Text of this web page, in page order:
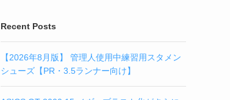
Recent Posts
【2026年8月版】 管理人使用中練習用スタメン
シューズ【PR・3.5ランナー向け】